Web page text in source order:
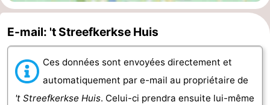
-
Médicales
Région
Zeeland
E-mail: 't Streefkerkse Huis
Ces données sont envoyées directement et
automatiquement par e-mail au propriétaire de
't Streefkerkse Huis. Celui-ci prendra ensuite lui-même